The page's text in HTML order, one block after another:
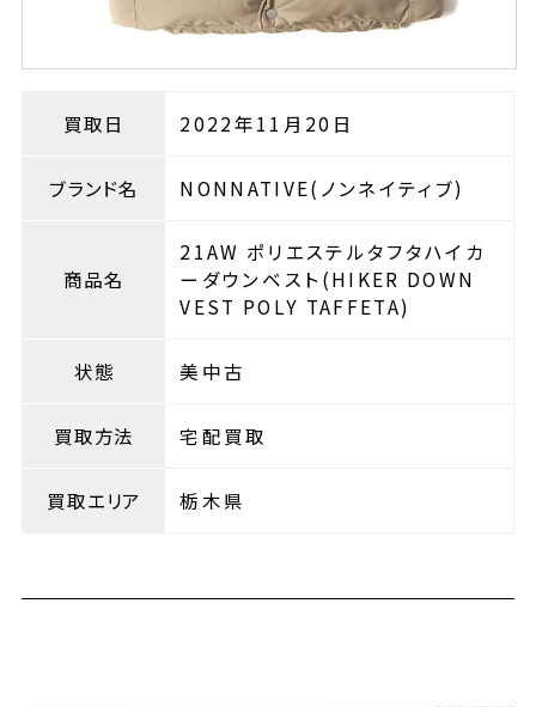
買取日 2022年11月20日
ブランド名 NONNATIVE(ノンネイティブ)
商品名
21AW ポリエステルタフタハイカ
ーダウンベスト(HIKER DOWN
VEST POLY TAFFETA)
状態 美中古
買取方法 宅配買取
買取エリア 栃木県